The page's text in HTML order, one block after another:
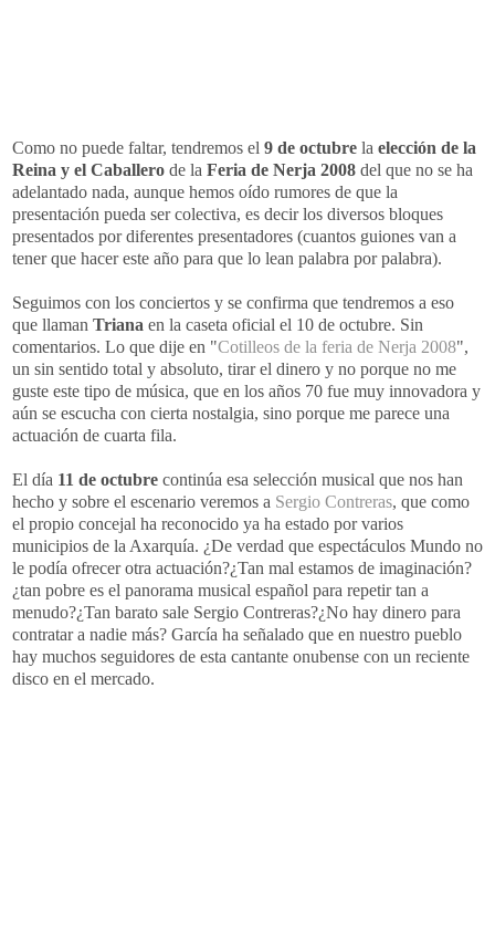
Como no puede faltar, tendremos el 9 de octubre la elección de la
Reina y el Caballero de la Feria de Nerja 2008 del que no se ha
adelantado nada, aunque hemos oído rumores de que la
presentación pueda ser colectiva, es decir los diversos bloques
presentados por diferentes presentadores (cuantos guiones van a
tener que hacer este año para que lo lean palabra por palabra).
Seguimos con los conciertos y se confirma que tendremos a eso
que llaman Triana en la caseta oficial el 10 de octubre. Sin
comentarios. Lo que dije en "Cotilleos de la feria de Nerja 2008",
un sin sentido total y absoluto, tirar el dinero y no porque no me
guste este tipo de música, que en los años 70 fue muy innovadora y
aún se escucha con cierta nostalgia, sino porque me parece una
actuación de cuarta fila.
El día 11 de octubre continúa esa selección musical que nos han
hecho y sobre el escenario veremos a Sergio Contreras, que como
el propio concejal ha reconocido ya ha estado por varios
municipios de la Axarquía. ¿De verdad que espectáculos Mundo no
le podía ofrecer otra actuación?¿Tan mal estamos de imaginación?
¿tan pobre es el panorama musical español para repetir tan a
menudo?¿Tan barato sale Sergio Contreras?¿No hay dinero para
contratar a nadie más? García ha señalado que en nuestro pueblo
hay muchos seguidores de esta cantante onubense con un reciente
disco en el mercado.